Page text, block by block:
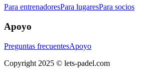
Para entrenadoresPara lugaresPara socios
Apoyo
Preguntas frecuentesApoyo
Copyright 2025 © lets-padel.com